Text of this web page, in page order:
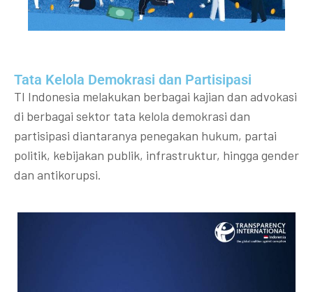
Tata Kelola Demokrasi dan Partisipasi​
TI Indonesia melakukan berbagai kajian dan advokasi
di berbagai sektor tata kelola demokrasi dan
partisipasi diantaranya penegakan hukum, partai
politik, kebijakan publik, infrastruktur, hingga gender
dan antikorupsi.